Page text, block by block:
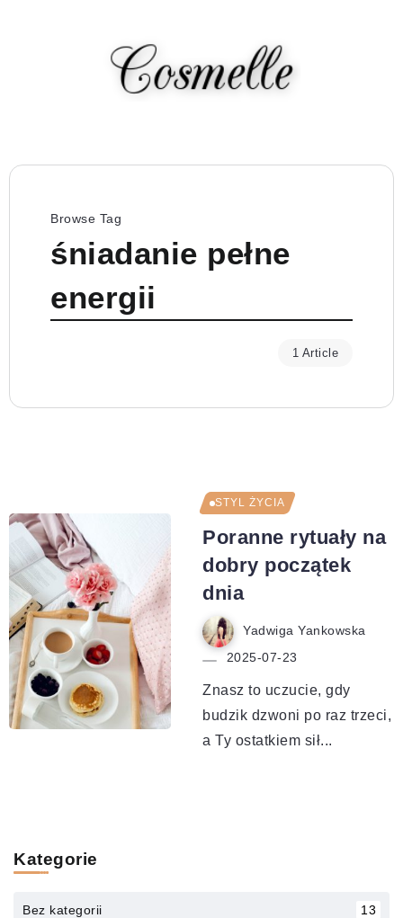
Browse Tag
śniadanie pełne
energii
1 Article
STYL ŻYCIA
Poranne rytuały na
dobry początek
dnia
Yadwiga Yankowska
2025-07-23
Znasz to uczucie, gdy
budzik dzwoni po raz trzeci,
a Ty ostatkiem sił...
Kategorie
Bez kategorii 13